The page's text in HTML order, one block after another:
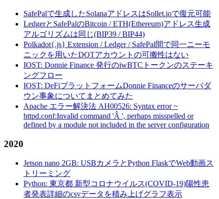
SafePalで生成したSolanaアドレスはSollet.ioで復元可能
LedgerとSafePalのBitcoin / ETH(Ethereum)アドレス生成
アルゴリズムは同じ(BIP39 / BIP44)
Polkadot{.js} Extension / Ledger / SafePal間で同一ニーモ
ニックを用いたDOTアカウントの可搬性はない
IOST: Donnie Finance 発行のiwBTCトークンのステーキ
ングフロー
IOST: DeFiプラットフォームDonnie Financeのサーバダ
ウン事象についてまとめてみた
Apache エラー解決法 AH00526: Syntax error ~
httpd.conf:Invalid command 'Â ', perhaps misspelled or
defined by a module not included in the server configuration
2020
Jetson nano 2GB: USBカメラとPython FlaskでWeb動画ス
トリーミング
Python: 東京都 新型コロナウイルス(COVID-19)陽性患
者発表詳細のcsvデータを積み上げグラフ表示